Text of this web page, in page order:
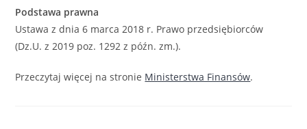
Podstawa prawna
Ustawa z dnia 6 marca 2018 r. Prawo przedsiębiorców
(Dz.U. z 2019 poz. 1292 z późn. zm.).
Przeczytaj więcej na stronie Ministerstwa Finansów.